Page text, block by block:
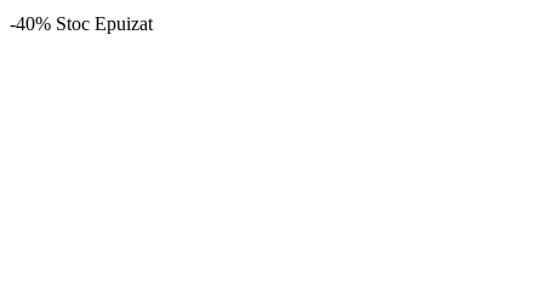
-40% Stoc Epuizat